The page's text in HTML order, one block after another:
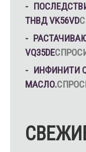
ТНВД VK56VD
VQ35DE
ИНФИНИТИ
МАСЛО.